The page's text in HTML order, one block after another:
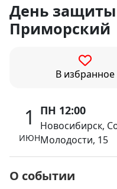
День
Приморский
В избранное
1
ИЮН
ПН 12:00
Новосибирск,
Молодости, 15
О событии